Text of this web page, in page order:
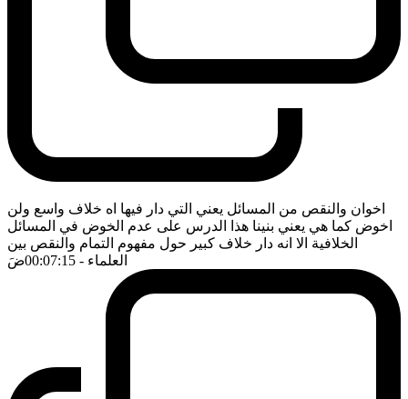
اخوان والنقص من المسائل يعني التي دار فيها اه خلاف واسع ولن
اخوض كما هي يعني بنينا هذا الدرس على عدم الخوض في المسائل
الخلافية الا انه دار خلاف كبير حول مفهوم التمام والنقص بين
العلماء - 00:07:15 ضَ